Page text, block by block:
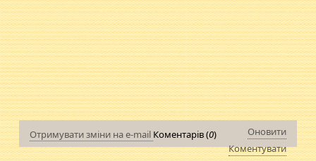
Отримувати зміни на e-mail Коментарів (0)
Оновити
Коментувати